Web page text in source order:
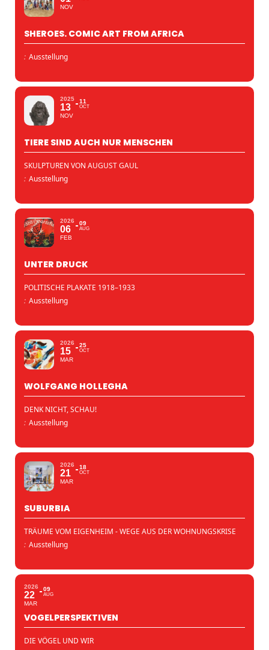
NOV
SHEROES. COMIC ART FROM AFRICA
: Ausstellung
2025
13
NOV
11
OCT
TIERE SIND AUCH NUR MENSCHEN
SKULPTUREN VON AUGUST GAUL
: Ausstellung
2026
06
FEB
09
AUG
UNTER DRUCK
POLITISCHE PLAKATE 1918–1933
: Ausstellung
2026
15
MAR
25
OCT
WOLFGANG HOLLEGHA
DENK NICHT, SCHAU!
: Ausstellung
2026
21
MAR
18
OCT
SUBURBIA
TRÄUME VOM EIGENHEIM - WEGE AUS DER WOHNUNGSKRISE
: Ausstellung
2026
22
MAR
09
AUG
VOGELPERSPEKTIVEN
DIE VÖGEL UND WIR